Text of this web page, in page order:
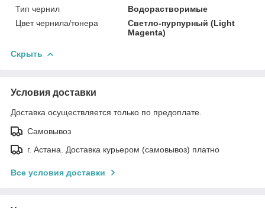
Тип чернил
Водорастворимые
Цвет чернила/тонера
Светло-пурпурный (Light
Magenta)
Скрыть
Условия доставки
Доставка осуществляется только по предоплате.
Самовывоз
г. Астана. Доставка курьером (самовывоз) платно
Все условия доставки